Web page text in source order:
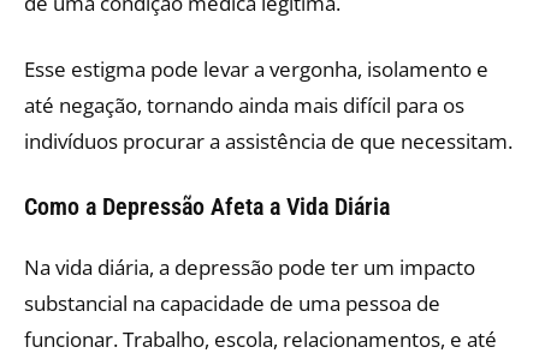
Esse estigma pode levar a vergonha, isolamento e
até negação, tornando ainda mais difícil para os
indivíduos procurar a assistência de que necessitam.
Como a Depressão Afeta a Vida Diária
Na vida diária, a depressão pode ter um impacto
substancial na capacidade de uma pessoa de
funcionar. Trabalho, escola, relacionamentos, e até